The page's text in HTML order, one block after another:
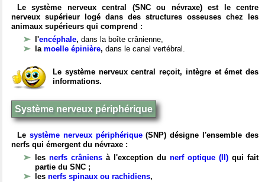
Le système nerveux central (SNC ou névraxe) est le centre
nerveux supérieur logé dans des structures osseuses chez les
animaux supérieurs qui comprend :
l'encéphale, dans la boîte crânienne,
la moelle épinière, dans le canal vertébral.
Le système nerveux central reçoit, intègre et émet des
informations.
Système nerveux périphérique
Le système nerveux périphérique(SNP) désigne l'ensemble des
nerfs qui émergent du névraxe :
les nerfs crâniens à l'exception du nerf optique (II) qui fait
partie du SNC ;
les nerfs spinaux ou rachidiens,